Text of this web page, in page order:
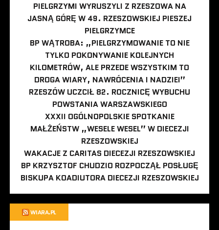
PIELGRZYMI WYRUSZYLI Z RZESZOWA NA
JASNĄ GÓRĘ W 49. RZESZOWSKIEJ PIESZEJ
PIELGRZYMCE
BP WĄTROBA: „PIELGRZYMOWANIE TO NIE
TYLKO POKONYWANIE KOLEJNYCH
KILOMETRÓW, ALE PRZEDE WSZYSTKIM TO
DROGA WIARY, NAWRÓCENIA I NADZIEI”
RZESZÓW UCZCIŁ 82. ROCZNICĘ WYBUCHU
POWSTANIA WARSZAWSKIEGO
XXXII OGÓLNOPOLSKIE SPOTKANIE
MAŁŻEŃSTW „WESELE WESEL” W DIECEZJI
RZESZOWSKIEJ
WAKACJE Z CARITAS DIECEZJI RZESZOWSKIEJ
BP KRZYSZTOF CHUDZIO ROZPOCZĄŁ POSŁUGĘ
BISKUPA KOADIUTORA DIECEZJI RZESZOWSKIEJ
WIARA.PL